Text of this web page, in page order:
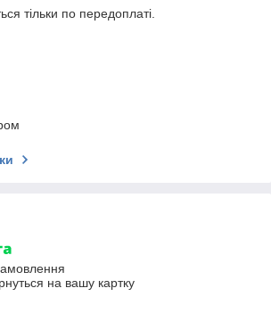
тільки по передоплаті.
на вашу картку